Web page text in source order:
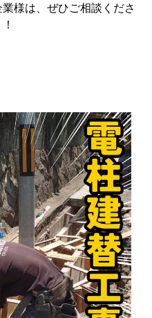
様は、ぜひご相談くださ